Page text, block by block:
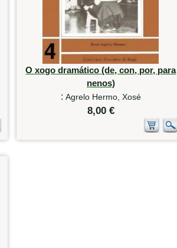
O xogo dramático (de, con, por, para
nenos)
: Agrelo Hermo, Xosé
8,00 €